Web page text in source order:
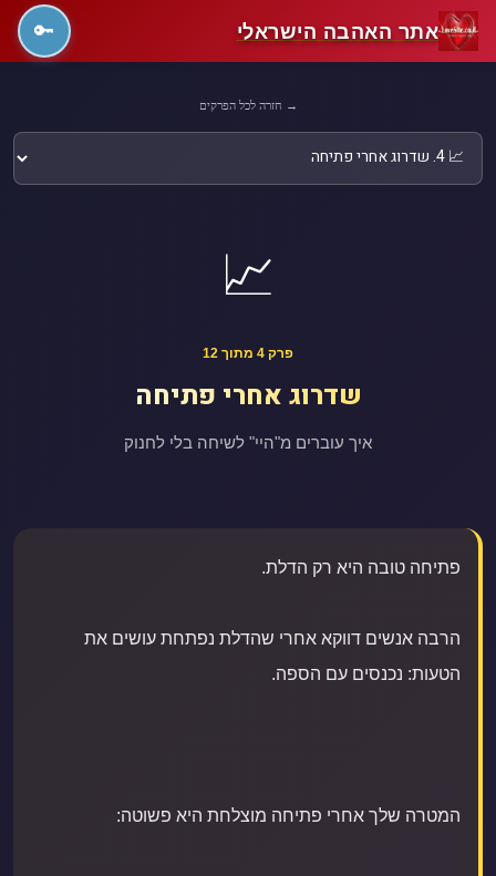
→ חזרה לכל הפרקים
📈
פרק 4 מתוך 12
שדרוג אחרי פתיחה
איך עוברים מ"היי" לשיחה בלי לחנוק
פתיחה טובה היא רק הדלת.
הרבה אנשים דווקא אחרי שהדלת נפתחת עושים את
הטעות: נכנסים עם הספה.
המטרה שלך אחרי פתיחה מוצלחת היא פשוטה:
אתר האהבה הישראלי 🔑